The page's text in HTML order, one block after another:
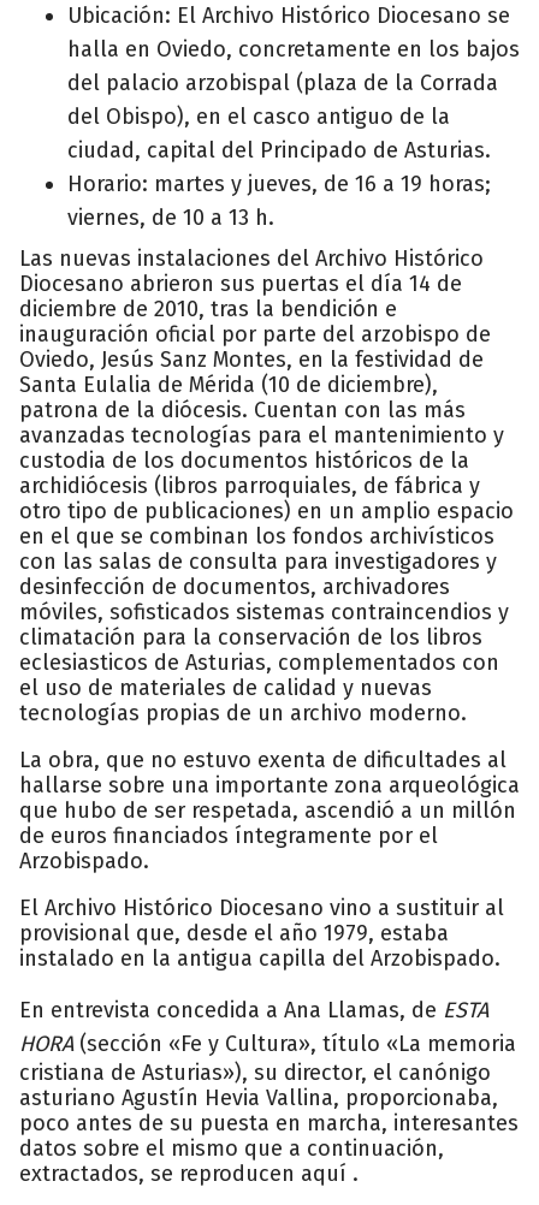
Ubicación: El Archivo Histórico Diocesano se
halla en Oviedo, concretamente en los bajos
del palacio arzobispal (plaza de la Corrada
del Obispo), en el casco antiguo de la
ciudad, capital del Principado de Asturias.
Horario: martes y jueves, de 16 a 19 horas;
viernes, de 10 a 13 h.
Las nuevas instalaciones del Archivo Histórico
Diocesano abrieron sus puertas el día 14 de
diciembre de 2010, tras la bendición e
inauguración oficial por parte del arzobispo de
Oviedo, Jesús Sanz Montes, en la festividad de
Santa Eulalia de Mérida (10 de diciembre),
patrona de la diócesis. Cuentan con las más
avanzadas tecnologías para el mantenimiento y
custodia de los documentos históricos de la
archidiócesis (libros parroquiales, de fábrica y
otro tipo de publicaciones) en un amplio espacio
en el que se combinan los fondos archivísticos
con las salas de consulta para investigadores y
desinfección de documentos, archivadores
móviles, sofisticados sistemas contraincendios y
climatación para la conservación de los libros
eclesiasticos de Asturias, complementados con
el uso de materiales de calidad y nuevas
tecnologías propias de un archivo moderno.
La obra, que no estuvo exenta de dificultades al
hallarse sobre una importante zona arqueológica
que hubo de ser respetada, ascendió a un millón
de euros financiados íntegramente por el
Arzobispado.
El Archivo Histórico Diocesano vino a sustituir al
provisional que, desde el año 1979, estaba
instalado en la antigua capilla del Arzobispado.
En entrevista concedida a Ana Llamas, de ESTA
HORA(sección «Fe y Cultura», título «La memoria
cristiana de Asturias»), su director, el canónigo
asturiano Agustín Hevia Vallina, proporcionaba,
poco antes de su puesta en marcha, interesantes
datos sobre el mismo que a continuación,
extractados, se reproducen aquí .